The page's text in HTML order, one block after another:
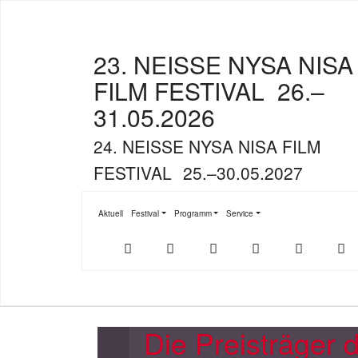
23. NEISSE NYSA NISA
FILM FESTIVAL 26.–
31.05.2026
24. NEISSE NYSA NISA FILM
FESTIVAL 25.–30.05.2027
Aktuell Festival
Submenu for "Festival"
Programm
Submenu for "Programm"
Service
Submenu for "Service"
Store
Play
Youtube Facebook
Die Preisträger